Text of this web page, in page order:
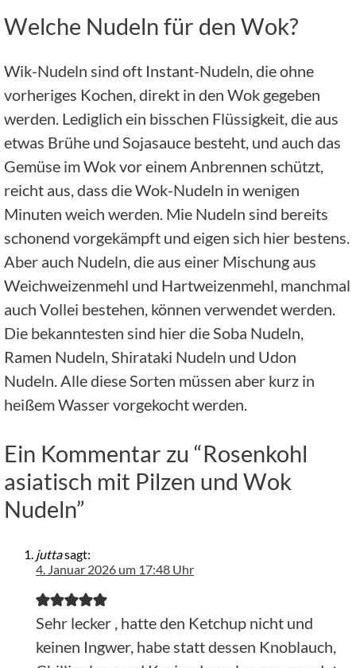
Welche Nudeln für den Wok?
Wik-Nudeln sind oft Instant-Nudeln, die ohne
vorheriges Kochen, direkt in den Wok gegeben
werden. Lediglich ein bisschen Flüssigkeit, die aus
etwas Brühe und Sojasauce besteht, und auch das
Gemüse im Wok vor einem Anbrennen schützt,
reicht aus, dass die Wok-Nudeln in wenigen
Minuten weich werden. Mie Nudeln sind bereits
schonend vorgekämpft und eigen sich hier bestens.
Aber auch Nudeln, die aus einer Mischung aus
Weichweizenmehl und Hartweizenmehl, manchmal
auch Vollei bestehen, können verwendet werden.
Die bekanntesten sind hier die Soba Nudeln,
Ramen Nudeln, Shirataki Nudeln und Udon
Nudeln. Alle diese Sorten müssen aber kurz in
heißem Wasser vorgekocht werden.
Ein Kommentar zu “Rosenkohl
asiatisch mit Pilzen und Wok
Nudeln”
juttasagt:
4. Januar 2026 um 17:48 Uhr
Sehr lecker , hatte den Ketchup nicht und
keinen Ingwer, habe statt dessen Knoblauch,